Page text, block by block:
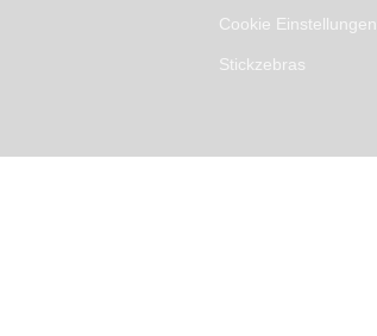
Cookie Einstellungen
Stickzebras